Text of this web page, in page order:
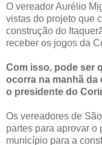
O vereador Aurélio
vistas do projeto que
construção do
receber os jogos da
Com isso, pode ser
ocorra na manhã da
o presidente do
Os vereadores de
partes para aprovar o
município para a